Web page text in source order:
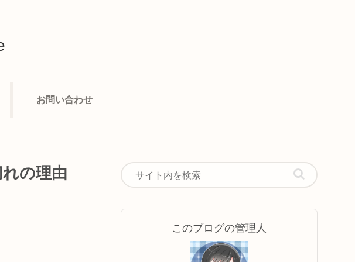
お問い合わせ
の理由
このブログの管理人